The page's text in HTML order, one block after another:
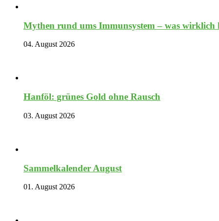
Mythen rund ums Immunsystem – was
04. August 2026
Hanföl: grünes Gold ohne Rausch
03. August 2026
Sammelkalender August
01. August 2026